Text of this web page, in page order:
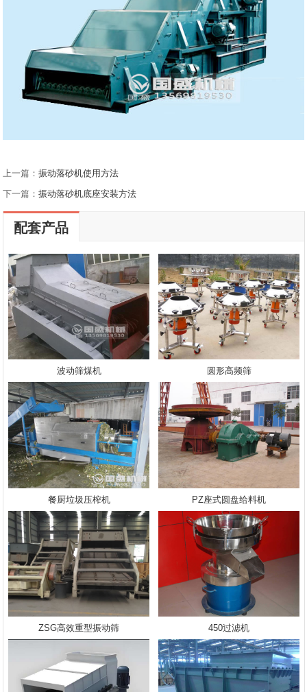
上一篇：振动落砂机使用方法
下一篇：振动落砂机底座安装方法
配套产品
波动筛煤机 圆形高频筛
餐厨垃圾压榨机 PZ座式圆盘给料机
ZSG高效重型振动筛 450过滤机